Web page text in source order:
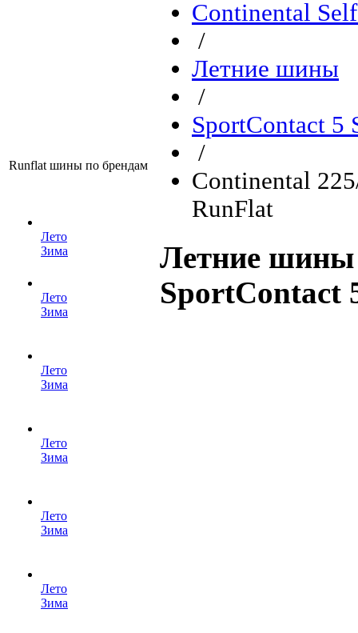
Runflat шины по брендам
Лето
Зима
Лето
Зима
Лето
Зима
Лето
Зима
Лето
Зима
Лето
Зима
Continental
/
Летние шины
/
SportContact 5
/
Continental
RunFlat
Летние шины
SportContact